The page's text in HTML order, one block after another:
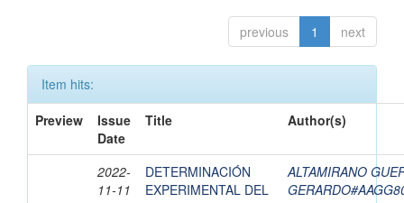
previous 1 next
Item hits:
Preview
Issue
Date
Title Author(s)
2022-
11-11
DETERMINACIÓN
EXPERIMENTAL DEL
ALTAMIRANO